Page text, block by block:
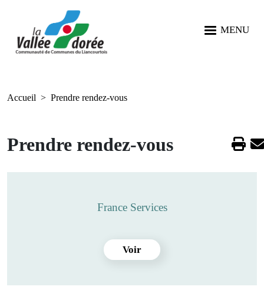
MENU
Accueil Prendre rendez-vous
Prendre rendez-vous
France Services
Voir